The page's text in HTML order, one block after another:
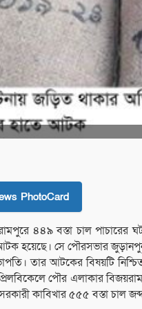
PhotoCard
৪৪৯ বস্তা চাল পাচারের
হয়েছে। সে পৌরসভার
তার আটকের বিষয়টি
পৌর এলাকার
কাবিখার ৫৫৫ বস্তা চাল